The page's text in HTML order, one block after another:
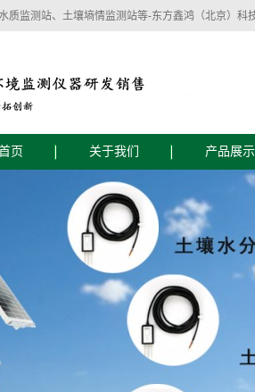
质监测站、土壤墒情监测站等-东方鑫鸿（北京）科
页 关于我们
公司简介
企业文化
器、
产品展示
智慧农业土壤监测设备